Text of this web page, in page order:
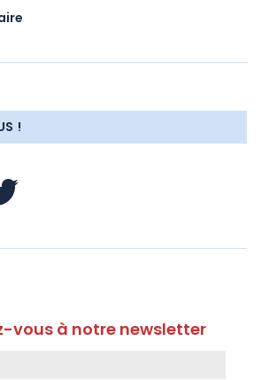
!
vous à notre newsletter